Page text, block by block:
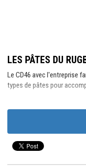
LES PÂTES DU
Le CD46 avec l'entreprise
types de pâtes pour